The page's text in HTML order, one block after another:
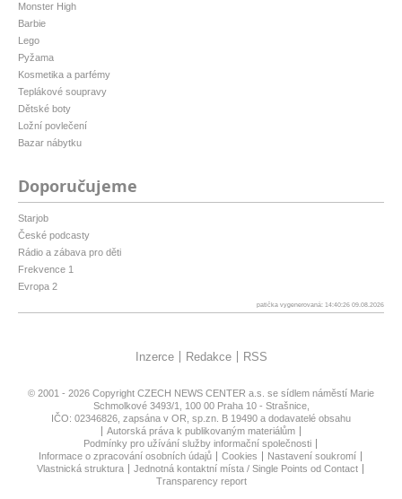
Monster High
Barbie
Lego
Pyžama
Kosmetika a parfémy
Teplákové soupravy
Dětské boty
Ložní povlečení
Bazar nábytku
Doporučujeme
Starjob
České podcasty
Rádio a zábava pro děti
Frekvence 1
Evropa 2
patička vygenerovaná: 14:40:26 09.08.2026
Inzerce Redakce RSS
© 2001 - 2026 Copyright CZECH NEWS CENTER a.s. se sídlem náměstí Marie
Schmolkové 3493/1, 100 00 Praha 10 - Strašnice,
IČO: 02346826, zapsána v OR, sp.zn. B 19490 a dodavatelé obsahu
Autorská práva k publikovaným materiálům
Podmínky pro užívání služby informační společnosti
Informace o zpracování osobních údajů
Cookies
Nastavení soukromí
Vlastnická struktura
Jednotná kontaktní místa / Single Points od Contact
Transparency report